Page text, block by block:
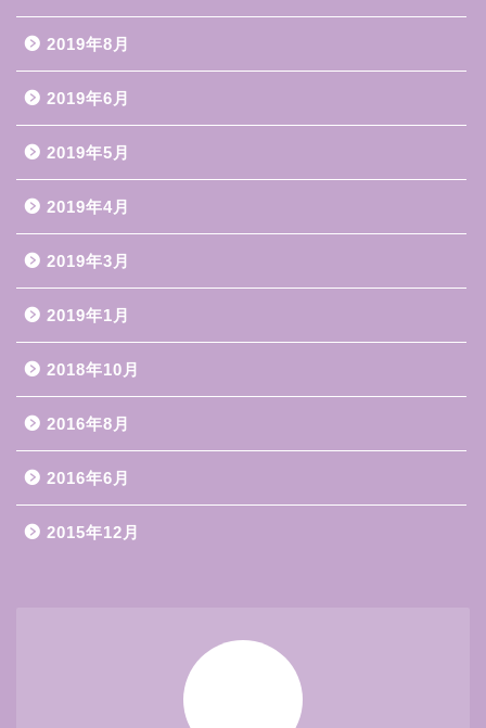
2019年8月
2019年6月
2019年5月
2019年4月
2019年3月
2019年1月
2018年10月
2016年8月
2016年6月
2015年12月